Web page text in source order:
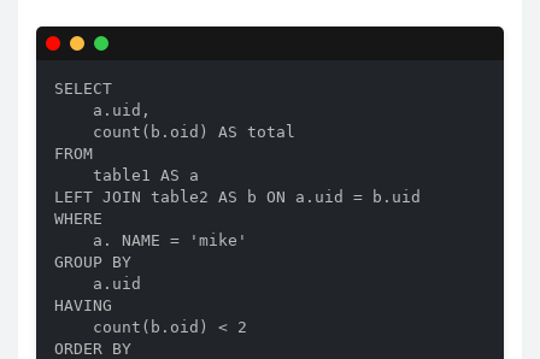
SELECT
    a.uid,
    count(b.oid) AS total
FROM
    table1 AS a
LEFT JOIN table2 AS b ON a.uid = b.uid
WHERE
    a. NAME = 'mike'
GROUP BY
    a.uid
HAVING
    count(b.oid) < 2
ORDER BY